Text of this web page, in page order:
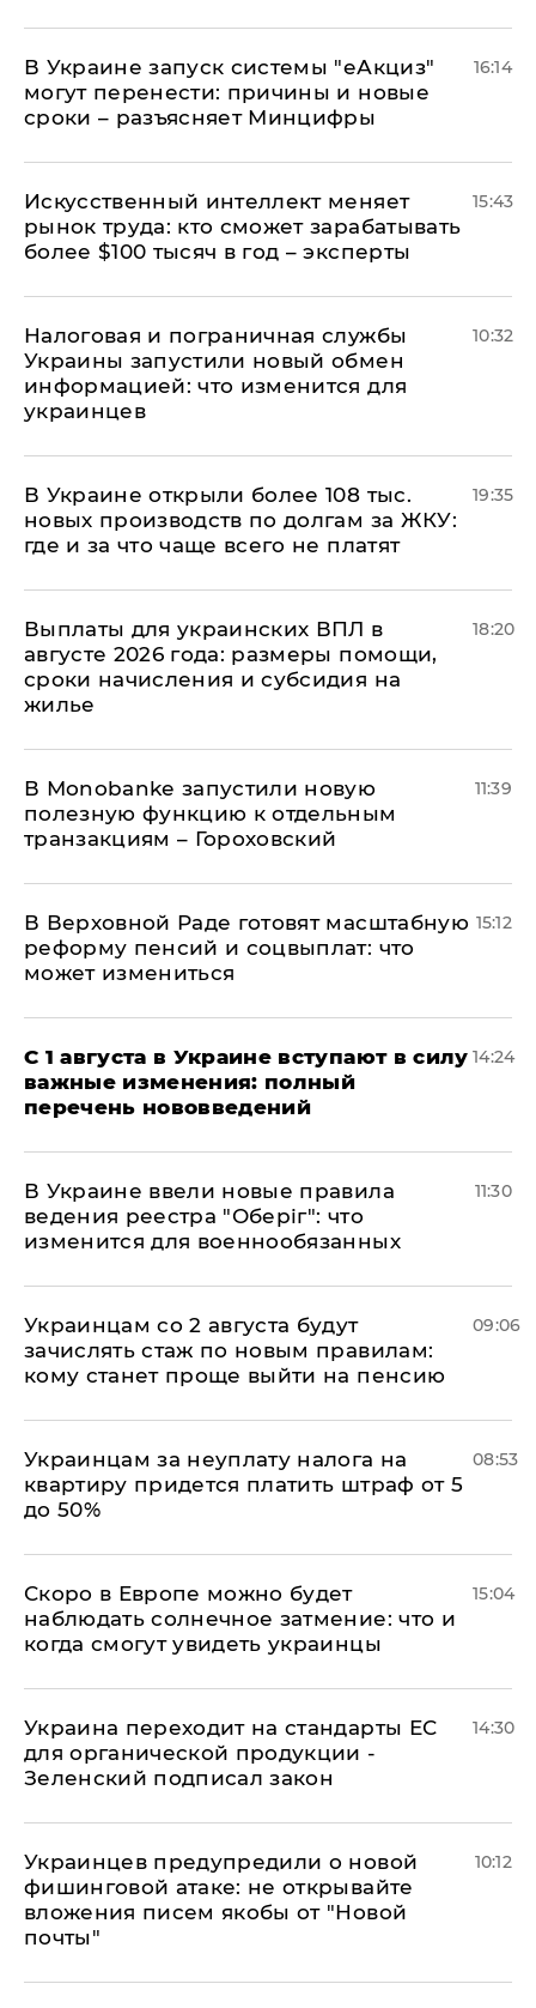
В Украине запуск системы "еАкциз"
могут перенести: причины и новые
сроки – разъясняет Минцифры
16:14
Искусственный интеллект меняет
рынок труда: кто сможет зарабатывать
более $100 тысяч в год – эксперты
15:43
Налоговая и пограничная службы
Украины запустили новый обмен
информацией: что изменится для
украинцев
10:32
В Украине открыли более 108 тыс.
новых производств по долгам за ЖКУ:
где и за что чаще всего не платят
19:35
Выплаты для украинских ВПЛ в
августе 2026 года: размеры помощи,
сроки начисления и субсидия на
жилье
18:20
В Мonobankе запустили новую
полезную функцию к отдельным
транзакциям – Гороховский
11:39
В Верховной Раде готовят масштабную
реформу пенсий и соцвыплат: что
может измениться
15:12
С 1 августа в Украине вступают в силу
важные изменения: полный
перечень нововведений
14:24
В Украине ввели новые правила
ведения реестра "Оберіг": что
изменится для военнообязанных
11:30
Украинцам со 2 августа будут
зачислять стаж по новым правилам:
кому станет проще выйти на пенсию
09:06
Украинцам за неуплату налога на
квартиру придется платить штраф от 5
до 50%
08:53
Скоро в Европе можно будет
наблюдать солнечное затмение: что и
когда смогут увидеть украинцы
15:04
Украина переходит на стандарты ЕС
для органической продукции -
Зеленский подписал закон
14:30
Украинцев предупредили о новой
фишинговой атаке: не открывайте
вложения писем якобы от "Новой
почты"
10:12